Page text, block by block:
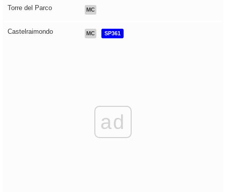
Torre del Parco MC
Castelraimondo MC SP361
ad